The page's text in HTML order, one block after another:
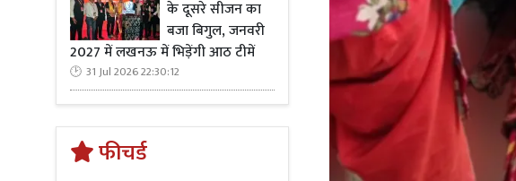
के दूसरे सीजन का
बजा बिगुल, जनवरी
2027 में लखनऊ में भिड़ेंगी आठ टीमें
31 Jul 2026 22:30:12
फीचर्ड